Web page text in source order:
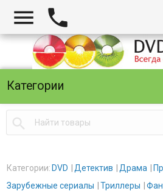
 
Категории

Категории: DVD Детектив Драма
Зарубежные сериалы
Триллеры